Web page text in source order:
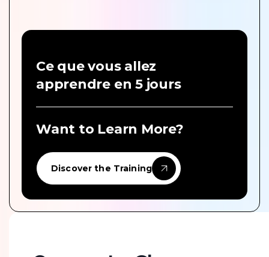
Ce que vous allez
apprendre en 5 jours
Want to Learn More?
Discover the Training